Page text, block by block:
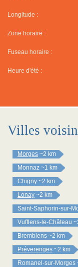
Longitude :
Zone horaire :
Fuseau horaire :
Heure d'été :
Villes
Morges ~2 km
Monnaz ~1 km
Chigny ~2 km
Lonay ~2 km
Saint-Saphorin-sur-
Vufflens-le-Château
Bremblens ~2 km
Préverenges ~2 km
Romanel-sur-Morges